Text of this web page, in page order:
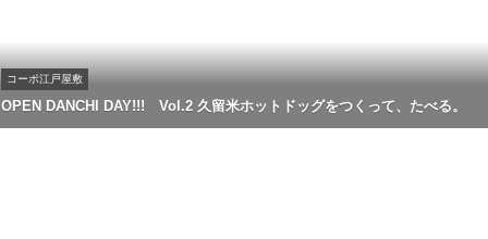
コーポ江戸屋敷
OPEN DANCHI DAY!!! Vol.2 久留米ホットドッグをつくって、たべる。